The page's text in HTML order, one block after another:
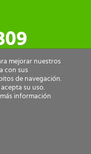
mejorar nuestros
con sus
de navegación.
su uso.
información